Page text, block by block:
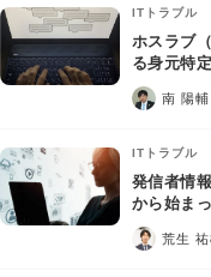
ITトラブル
ホスラブ
る身元特
南 陽輔
ITトラブル
発信者情
から始ま
荒生 祐